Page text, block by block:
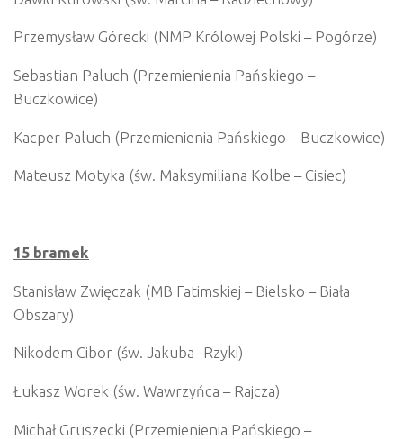
Przemysław Górecki (NMP Królowej Polski – Pogórze)
Sebastian Paluch (Przemienienia Pańskiego –
Buczkowice)
Kacper Paluch (Przemienienia Pańskiego – Buczkowice)
Mateusz Motyka (św. Maksymiliana Kolbe – Cisiec)
15 bramek
Stanisław Zwięczak (MB Fatimskiej – Bielsko – Biała
Obszary)
Nikodem Cibor (św. Jakuba- Rzyki)
Łukasz Worek (św. Wawrzyńca – Rajcza)
Michał Gruszecki (Przemienienia Pańskiego –